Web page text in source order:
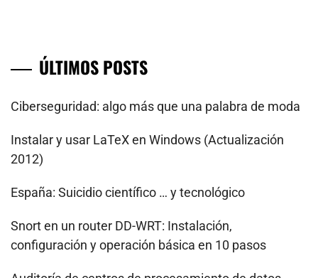
ÚLTIMOS POSTS
Ciberseguridad: algo más que una palabra de moda
Instalar y usar LaTeX en Windows (Actualización
2012)
España: Suicidio científico … y tecnológico
Snort en un router DD-WRT: Instalación,
configuración y operación básica en 10 pasos